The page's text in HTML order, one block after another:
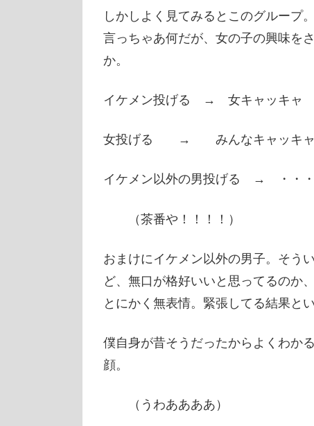
しかしよく見てみるとこのグルー
言っちゃあ何だが、女の子の興味を
か。
イケメン投げる → 女キャッキャ
女投げる → みんなキャッキャ
イケメン以外の男投げる → ・・・
（茶番や！！！！）
おまけにイケメン以外の男子。そう
ど、無口が格好いいと思ってるのか
とにかく無表情。緊張してる結果と
僕自身が昔そうだったからよくわか
顔。
（うわああああ）